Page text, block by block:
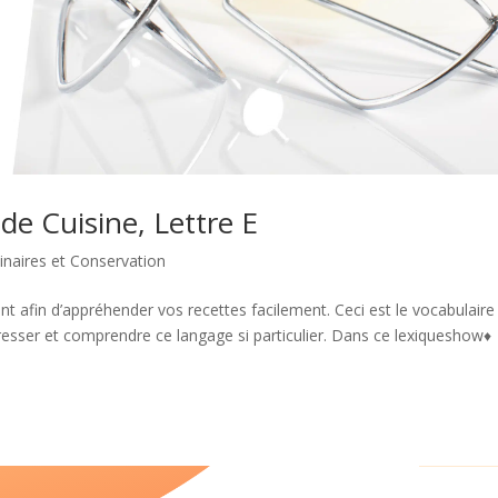
Cuisine, Lettre E
et Conservation
afin d’appréhender vos recettes facilement. Ceci est le
et comprendre ce langage si particulier. Dans ce lexiqueshow♦